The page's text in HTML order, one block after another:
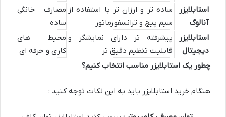
استابلایزر
آنالوگ
ساده تر و ارزان تر با استفاده از
سیم پیچ و ترانسفورماتور
مصارف خانگی
ساده
استابلایزر
دیجیتال
پیشرفته تر دارای نمایشگر و
قابلیت تنظیم دقیق تر
محیط های
کاری و حرفه ای
چطور یک استابلایزر مناسب انتخاب کنیم؟
هنگام خرید استابلایزر باید به این نکات توجه کنید :